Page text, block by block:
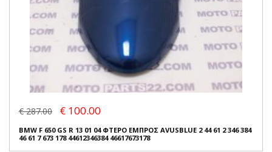
€ 287.00 € 100.00
BMW F 650 GS R 13 01 04 ΦΤΕΡΟ ΕΜΠΡΟΣ AVUSBLUE 2 44 61 2 346 384
46 61 7 673 178 44612346384 46617673178